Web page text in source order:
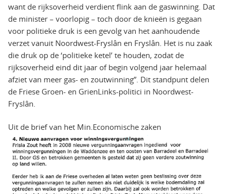
want de rijksoverheid verdient flink aan de gaswinning. Dat
de minister – voorlopig – toch door de knieën is gegaan
voor politieke druk is een gevolg van het aanhoudende
verzet vanuit Noordwest-Fryslân en Fryslân. Het is nu zaak
die druk op de ‘politieke ketel’ te houden, zodat de
rijksoverheid eind dit jaar of begin volgend jaar helemaal
afziet van meer gas- en zoutwinning”. Dit standpunt delen
de Friese Groen- en GrienLinks-politici in Noordwest-
Fryslân.
Uit de brief van het Min.Economische zaken